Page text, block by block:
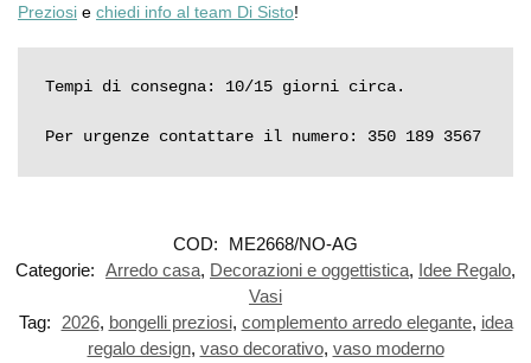
Preziosi e chiedi info al team Di Sisto!
Tempi di consegna: 10/15 giorni circa.
Per urgenze contattare il numero: 350 189 3567
COD:
ME2668/NO-AG
Categorie: Arredo casa, Decorazioni e oggettistica, Idee Regalo,
Vasi
Tag:
2026, bongelli preziosi, complemento arredo elegante, idea
regalo design, vaso decorativo, vaso moderno